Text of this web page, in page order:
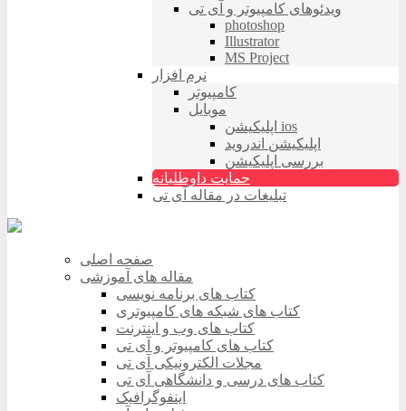
ویدئوهای کامپیوتر و آی تی
photoshop
Illustrator
MS Project
نرم افزار
کامپیوتر
موبایل
اپلیکیشن ios
اپلیکیشن اندروید
بررسی اپلیکیشن
حمایت داوطلبانه
تبلیغات در مقاله آی تی
صفحه اصلی
مقاله های آموزشی
کتاب های برنامه نویسی
کتاب های شبکه های کامپیوتری
کتاب های وب و اینترنت
کتاب های کامپیوتر و آی تی
مجلات الکترونیکی آی تی
کتاب های درسی و دانشگاهی آی تی
اینفوگرافیک